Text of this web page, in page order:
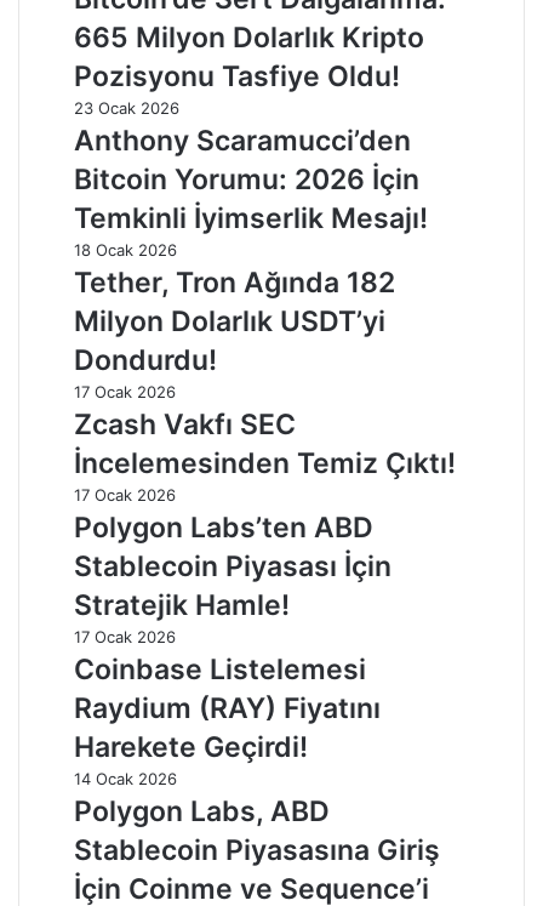
665 Milyon Dolarlık Kripto
Pozisyonu Tasfiye Oldu!
23 Ocak 2026
Anthony Scaramucci’den
Bitcoin Yorumu: 2026 İçin
Temkinli İyimserlik Mesajı!
18 Ocak 2026
Tether, Tron Ağında 182
Milyon Dolarlık USDT’yi
Dondurdu!
17 Ocak 2026
Zcash Vakfı SEC
İncelemesinden Temiz Çıktı!
17 Ocak 2026
Polygon Labs’ten ABD
Stablecoin Piyasası İçin
Stratejik Hamle!
17 Ocak 2026
Coinbase Listelemesi
Raydium (RAY) Fiyatını
Harekete Geçirdi!
14 Ocak 2026
Polygon Labs, ABD
Stablecoin Piyasasına Giriş
İçin Coinme ve Sequence’i